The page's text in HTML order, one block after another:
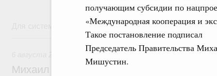
получающим субсидии по
«Международная кооперация и
Такое постановление подписал
Председатель Правительства
Мишустин.
Для системного поиска перейдите в раздел "Поиск по
6 августа, четверг
Технологическое развитие. Инновации
Михаил Мишустин дал поручения по